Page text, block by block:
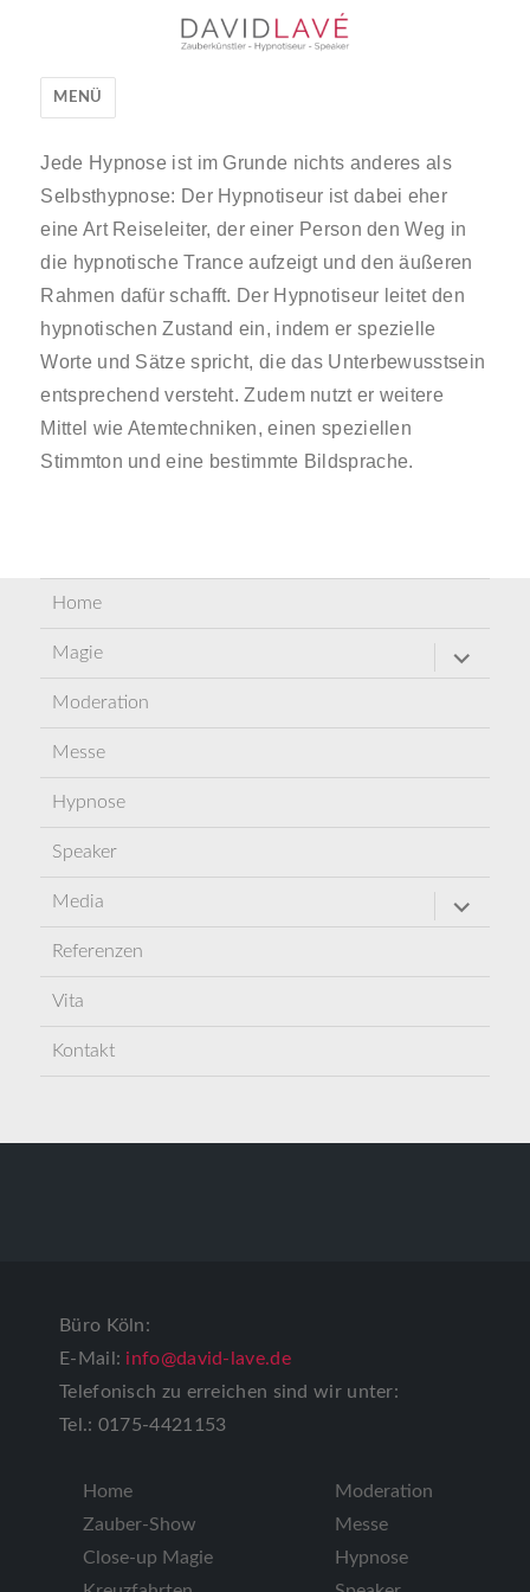
David Lavé
MENÜ
Jede Hypnose ist im Grunde nichts anderes als
Selbsthypnose: Der Hypnotiseur ist dabei eher
eine Art Reiseleiter, der einer Person den Weg in
die hypnotische Trance aufzeigt und den äußeren
Rahmen dafür schafft. Der Hypnotiseur leitet den
hypnotischen Zustand ein, indem er spezielle
Worte und Sätze spricht, die das Unterbewusstsein
entsprechend versteht. Zudem nutzt er weitere
Mittel wie Atemtechniken, einen speziellen
Stimmton und eine bestimmte Bildsprache.
Home
Magie
öffnen
Moderation
Messe
Hypnose
Speaker
Media
öffnen
Referenzen
Vita
Kontakt
Büro Köln:
E-Mail: info@david-lave.de
Telefonisch zu erreichen sind wir unter:
Tel.: 0175-4421153
Home
Zauber-Show
Close-up Magie
Moderation
Messe
Hypnose